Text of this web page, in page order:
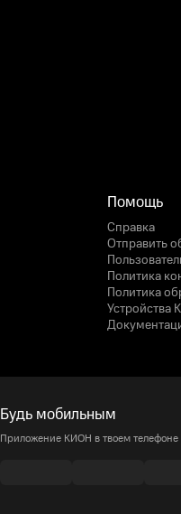
Помощь
Справка
Отправить
Политика
Политика
Устройства
Будь мобильным
Приложение КИОН в твоем телефоне